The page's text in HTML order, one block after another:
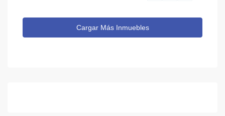
Cargar Más Inmuebles